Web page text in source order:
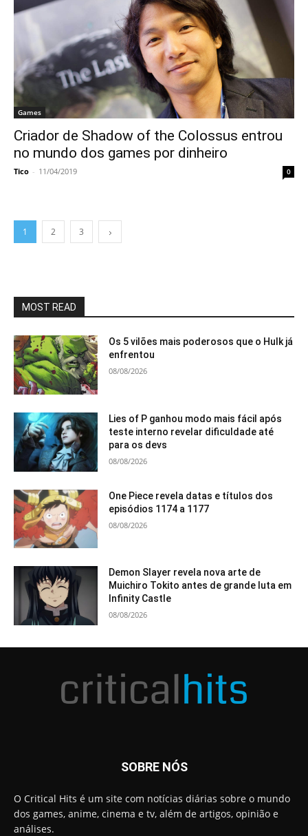
Games
Criador de Shadow of the Colossus entrou
no mundo dos games por dinheiro
Tico - 11/04/2019 0
1 2 3
MOST READ
Os 5 vilões mais poderosos que o Hulk já
enfrentou
08/08/2026
Lies of P ganhou modo mais fácil após
teste interno revelar dificuldade até
para os devs
08/08/2026
One Piece revela datas e títulos dos
episódios 1174 a 1177
08/08/2026
Demon Slayer revela nova arte de
Muichiro Tokito antes de grande luta em
Infinity Castle
08/08/2026
SOBRE NÓS
O Critical Hits é um site com notícias diárias sobre o mundo
dos games, anime, cinema e tv, além de artigos, opinião e
análises.